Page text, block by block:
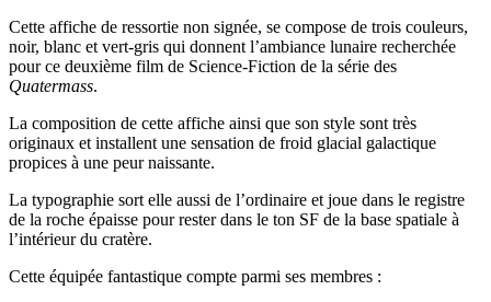
Cette affiche de ressortie non signée, se compose de trois couleurs,
noir, blanc et vert-gris qui donnent l’ambiance lunaire recherchée
pour ce deuxième film de Science-Fiction de la série des
Quatermass.
La composition de cette affiche ainsi que son style sont très
originaux et installent une sensation de froid glacial galactique
propices à une peur naissante.
La typographie sort elle aussi de l’ordinaire et joue dans le registre
de la roche épaisse pour rester dans le ton SF de la base spatiale à
l’intérieur du cratère.
Cette équipée fantastique compte parmi ses membres :